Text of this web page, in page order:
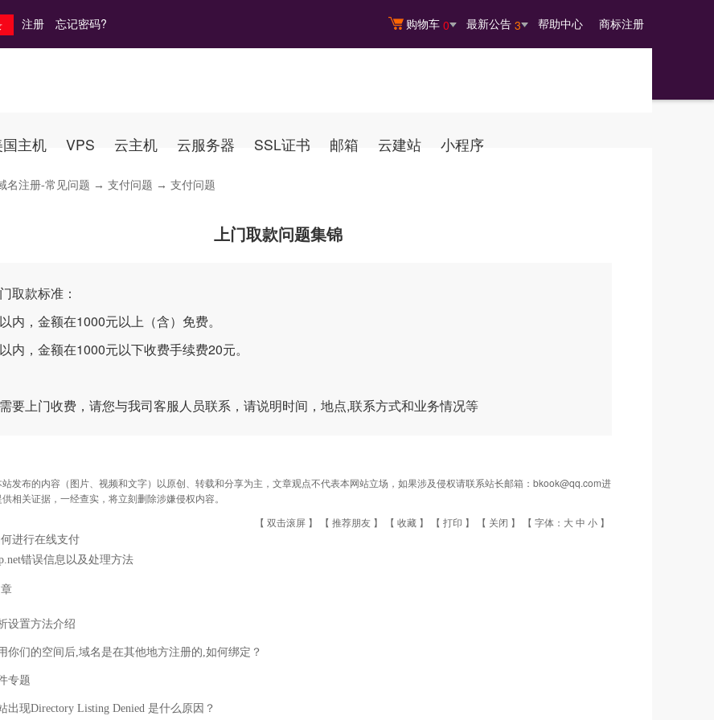
购物车 0 最新公告 3 帮助中心 商标注册
注册 忘记密码?
国主机 VPS 云主机 云服务器 SSL证书 邮箱 云建站 小程序
名注册-常见问题 → 支付问题 → 支付问题
上门取款问题集锦
取款标准：
内，金额在1000元以上（含）免费。
内，金额在1000元以下收费手续费20元。
要上门收费，请您与我司客服人员联系，请说明时间，地点,联系方式和业务情况等
发布的内容（图片、视频和文字）以原创、转载和分享为主，文章观点不代表本网站立场，如果涉及侵权请联系站长邮箱：bkook@qq.com进
相关证据，一经查实，将立刻删除涉嫌侵权内容。
【 双击滚屏 】 【 推荐朋友 】 【 收藏 】 【 打印 】 【 关闭 】 【 字体： 大中 小 】
进行在线支付
错误信息以及处理方法
设置方法介绍
你们的空间后,域名是在其他地方注册的,如何绑定？
专题
出现Directory Listing Denied 是什么原因？